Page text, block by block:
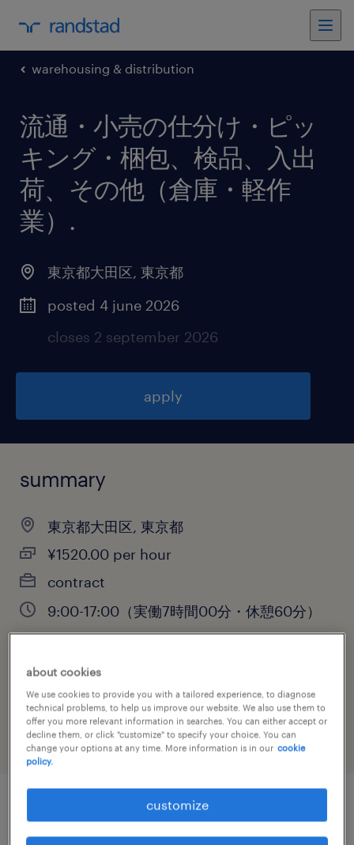
warehousing & distribution
流通・小売の仕分け・ピッ
キング・梱包、検品、入出
荷、その他（倉庫・軽作
業） .
東京都大田区, 東京都
posted 4 june 2026
closes 2 september 2026
apply
summary
東京都大田区, 東京都
¥1520.00 per hour
contract
9:00-17:00（実働7時間00分・休憩60分）
warehousing & distribution
job details
about cookies
We use cookies to provide you with a tailored experience, to diagnose
technical problems, to help us improve our website. We also use them to
offer you more relevant information in searches. You can either accept or
decline them, or click "customize" to specify your choice. You can
change your options at any time. More information is in our cookie
policy.
customize